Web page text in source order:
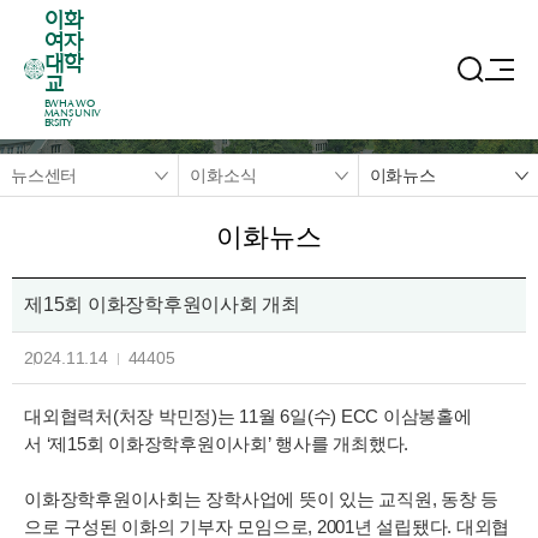
이화
여자
대학
교
EWHA WO
MANS UNIV
ERSITY
뉴스센터 이화소식 이화뉴스
이화뉴스
제15회 이화장학후원이사회 개최
2024.11.14 44405
대외협력처(처장 박민정)는 11월 6일(수) ECC 이삼봉홀에
서 ‘제15회 이화장학후원이사회’ 행사를 개최했다.
이화장학후원이사회는 장학사업에 뜻이 있는 교직원, 동창 등
으로 구성된 이화의 기부자 모임으로, 2001년 설립됐다. 대외협